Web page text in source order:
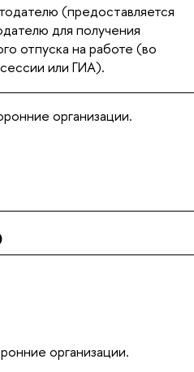
(предоставляется
для получения
отпуска на работе (во
или ГИА).
организации.
организации.